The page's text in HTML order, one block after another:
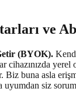
ve
(BYOK).
cihazınızda
Biz buna asla
uyumdan siz